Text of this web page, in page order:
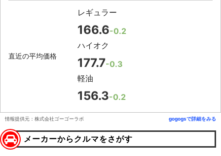
直近の平均価格
レギュラー
166.6-0.2
ハイオク
177.7-0.3
軽油
156.3-0.2
情報提供元：株式会社ゴーゴーラボ gogogsで詳細をみる
メーカーからクルマをさがす